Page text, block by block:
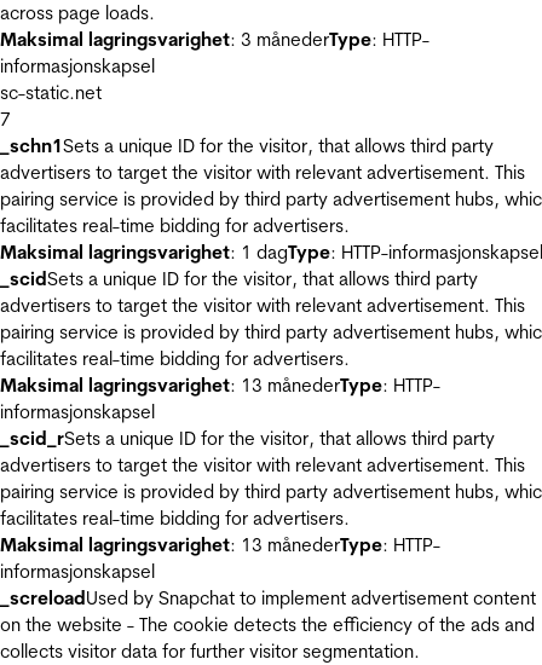
across page loads.
Maksimal lagringsvarighet: 3 månederType: HTTP-
informasjonskapsel
sc-static.net
7
_schn1Sets a unique ID for the visitor, that allows third party
advertisers to target the visitor with relevant advertisement. This
pairing service is provided by third party advertisement hubs,
facilitates real-time bidding for advertisers.
Maksimal lagringsvarighet: 1 dagType: HTTP-informasjonskapsel
_scidSets a unique ID for the visitor, that allows third party
advertisers to target the visitor with relevant advertisement. This
pairing service is provided by third party advertisement hubs,
facilitates real-time bidding for advertisers.
Maksimal lagringsvarighet: 13 månederType: HTTP-
informasjonskapsel
_scid_rSets a unique ID for the visitor, that allows third party
advertisers to target the visitor with relevant advertisement. This
pairing service is provided by third party advertisement hubs,
facilitates real-time bidding for advertisers.
Maksimal lagringsvarighet: 13 månederType: HTTP-
informasjonskapsel
_screloadUsed by Snapchat to implement advertisement content
on the website - The cookie detects the efficiency of the ads and
collects visitor data for further visitor segmentation.